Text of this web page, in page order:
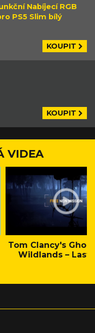
Nabíjecí RGB
PS5 Slim bílý
KOUPIT
KOUPIT
VIDEA
Tom Clancy's
Wildlands – Last